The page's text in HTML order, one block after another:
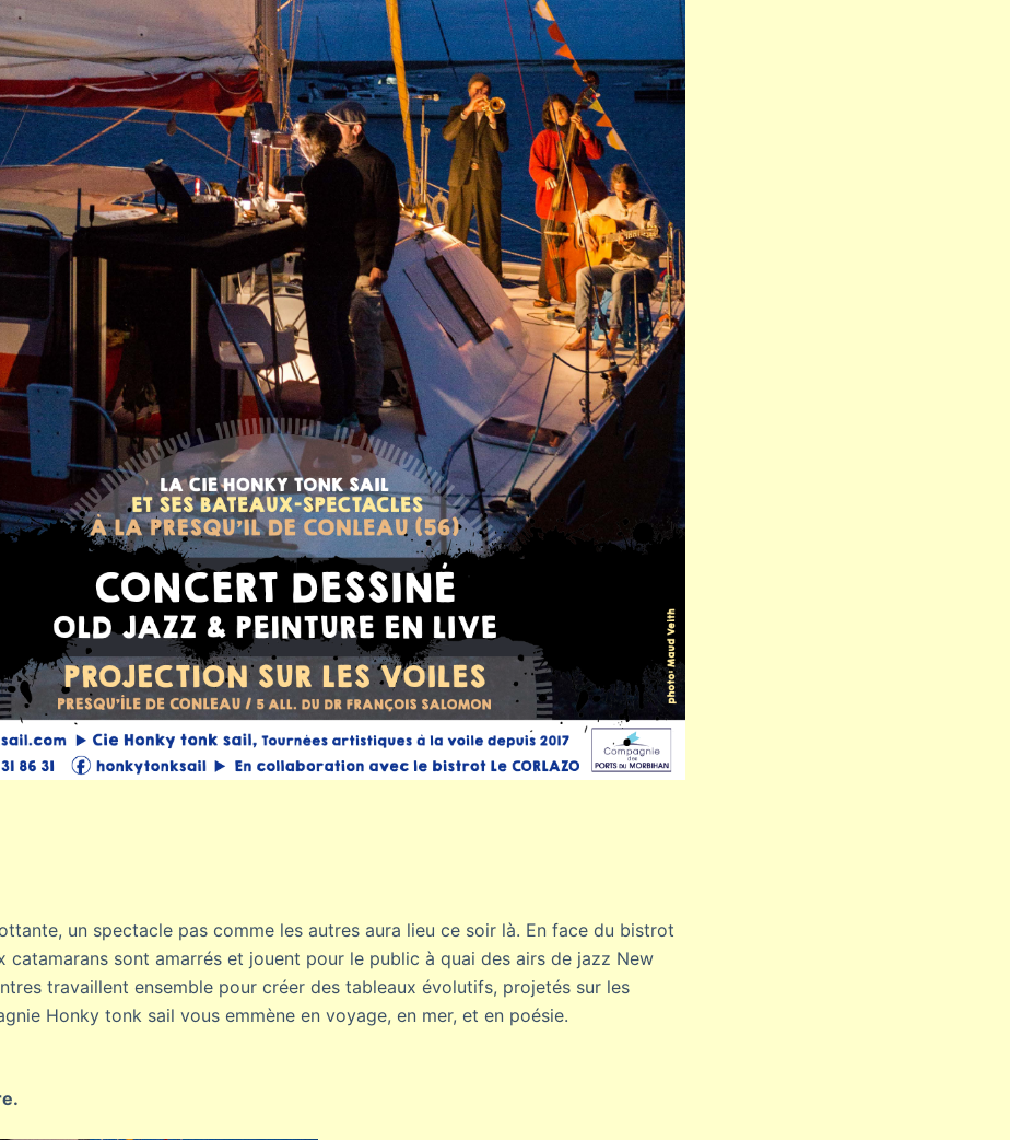
un spectacle pas comme les autres aura lieu ce soir là. En face du bistrot
catamarans sont amarrés et jouent pour le public à quai des airs de jazz New
travaillent ensemble pour créer des tableaux évolutifs, projetés sur les
Honky tonk sail vous emmène en voyage, en mer, et en poésie.